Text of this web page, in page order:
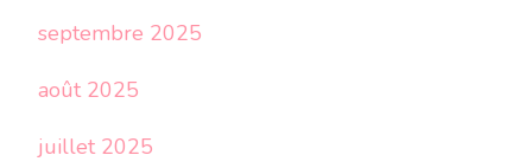
septembre 2025
août 2025
juillet 2025